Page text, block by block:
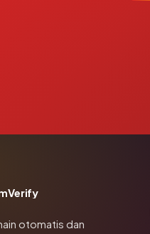
otomatis dan